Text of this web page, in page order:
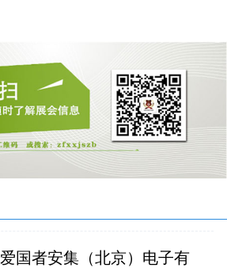
爱国者安集（北京）电子有